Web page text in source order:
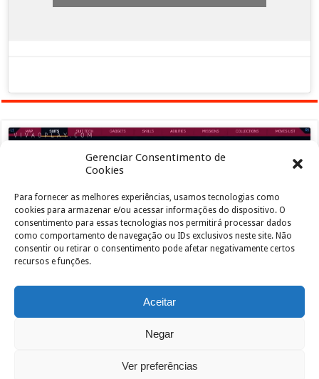
Gerenciar Consentimento de
Cookies
Para fornecer as melhores experiências, usamos tecnologias como
cookies para armazenar e/ou acessar informações do dispositivo. O
consentimento para essas tecnologias nos permitirá processar dados
como comportamento de navegação ou IDs exclusivos neste site. Não
consentir ou retirar o consentimento pode afetar negativamente certos
recursos e funções.
Aceitar
Negar
Ver preferências
Clique para aceitar os cookies marketing e
ativar este conteúdo
João de Jesus Junior| Designed by